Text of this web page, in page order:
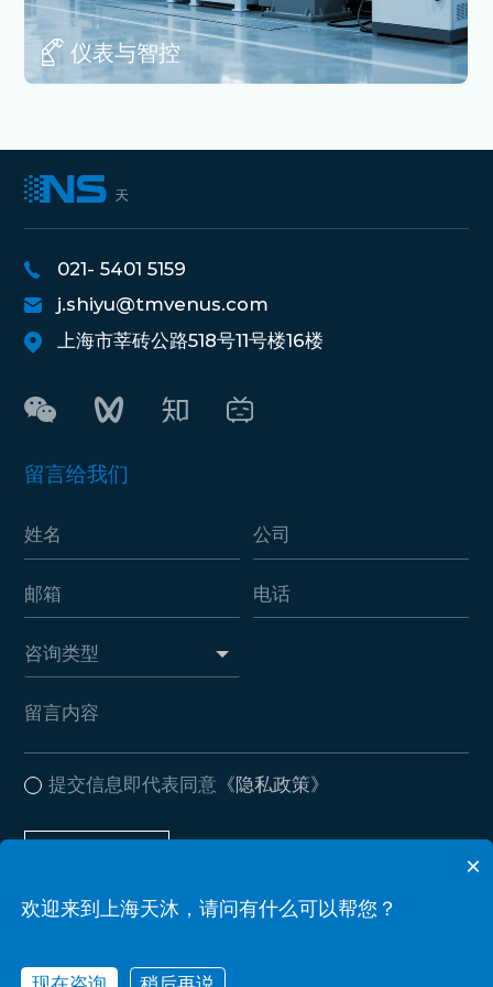
仪表与智控
021- 5401 5159
j.shiyu@tmvenus.com
上海市莘砖公路518号11号楼16楼
留言给我们
提交信息即代表同意 《隐私政策》
备案号：沪ICP备17037612号-2
×
欢迎来到上海天沐，请问有什么可以帮您？